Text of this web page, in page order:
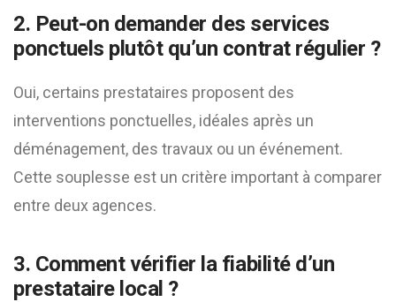
2. Peut-on demander des services
ponctuels plutôt qu’un contrat régulier ?
Oui, certains prestataires proposent des
interventions ponctuelles, idéales après un
déménagement, des travaux ou un événement.
Cette souplesse est un critère important à comparer
entre deux agences.
3. Comment vérifier la fiabilité d’un
prestataire local ?